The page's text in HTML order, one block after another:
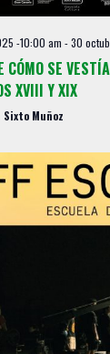
-10:00 am -30
CÓMO SE
XVIII Y XIX
Sixto Muñoz